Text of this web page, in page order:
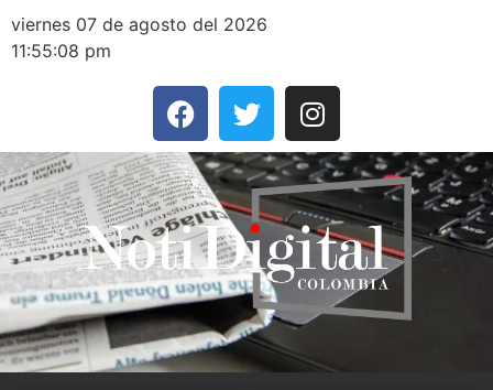
viernes 07 de agosto del 2026
11:55:08 pm